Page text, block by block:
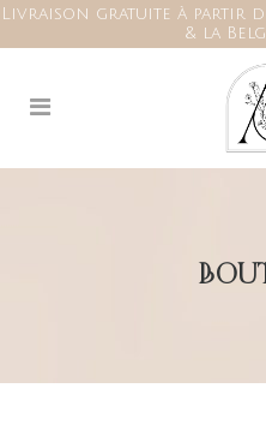
Livraison gratuite à partir
& la